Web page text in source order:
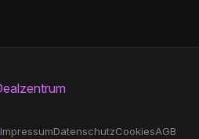
ImpressumDatenschutzCookiesAGB